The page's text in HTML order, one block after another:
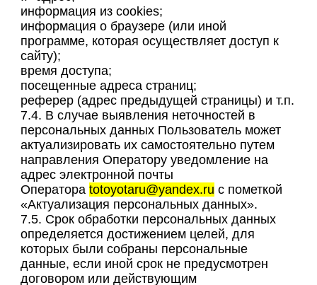
информация из cookies;
информация о браузере (или иной
программе, которая осуществляет доступ к
сайту);
время доступа;
посещенные адреса страниц;
реферер (адрес предыдущей страницы) и т.п.
7.4. В случае выявления неточностей в
персональных данных Пользователь может
актуализировать их самостоятельно путем
направления Оператору уведомление на
адрес электронной почты
Оператора totoyotaru@yandex.ru с пометкой
«Актуализация персональных данных».
7.5. Срок обработки персональных данных
определяется достижением целей, для
которых были собраны персональные
данные, если иной срок не предусмотрен
договором или действующим